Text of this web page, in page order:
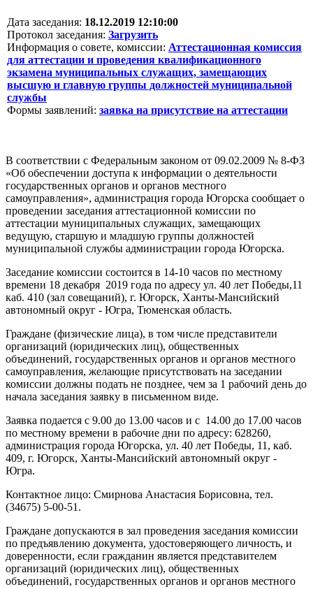
Дата заседания: 18.12.2019 12:10:00
Протокол заседания: Загрузить
Информация о совете, комиссии: Аттестационная комиссия
для аттестации и проведения квалификационного
экзамена муниципальных служащих, замещающих
высшую и главную группы должностей муниципальной
службы
Формы заявлений: заявка на присутствие на аттестации
В соответствии с Федеральным законом от 09.02.2009 № 8-ФЗ
«Об обеспечении доступа к информации о деятельности
государственных органов и органов местного
самоуправления», администрация города Югорска сообщает о
проведении заседания аттестационной комиссии по
аттестации муниципальных служащих, замещающих
ведущую, старшую и младшую группы должностей
муниципальной службы администрации города Югорска.
Заседание комиссии состоится в 14-10 часов по местному
времени 18 декабря 2019 года по адресу ул. 40 лет Победы,11
каб. 410 (зал совещаний), г. Югорск, Ханты-Мансийский
автономный округ - Югра, Тюменская область.
Граждане (физические лица), в том числе представители
организаций (юридических лиц), общественных
объединений, государственных органов и органов местного
самоуправления, желающие присутствовать на заседании
комиссии должны подать не позднее, чем за 1 рабочий день до
начала заседания заявку в письменном виде.
Заявка подается с 9.00 до 13.00 часов и с 14.00 до 17.00 часов
по местному времени в рабочие дни по адресу: 628260,
администрация города Югорска, ул. 40 лет Победы, 11, каб.
409, г. Югорск, Ханты-Мансийский автономный округ -
Югра.
Контактное лицо: Смирнова Анастасия Борисовна, тел.
(34675) 5-00-51.
Граждане допускаются в зал проведения заседания комиссии
по предъявлению документа, удостоверяющего личность, и
доверенности, если гражданин является представителем
организаций (юридических лиц), общественных
объединений, государственных органов и органов местного